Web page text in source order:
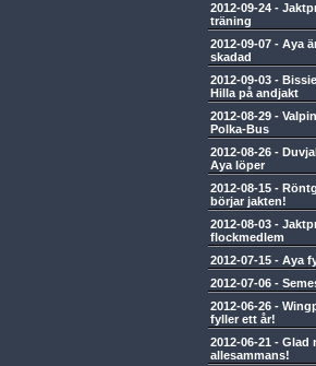
2012-09-24 -
träning
2012-09-07 - Aya
skadad
2012-09-03 -
Hilla på andjakt
2012-08-29 -
Polka-Bus
2012-08-26 -
Aya löper
2012-08-15 -
börjar jakten!
2012-08-03 -
flockmedlem
2012-07-15 - Aya
2012-07-06 -
2012-06-26 -
fyller ett år!
2012-06-21 - Glad
allesammans!